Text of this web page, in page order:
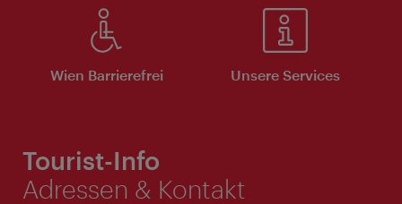
Wien Barrierefrei Unsere Services
Tourist-Info
Adressen & Kontakt